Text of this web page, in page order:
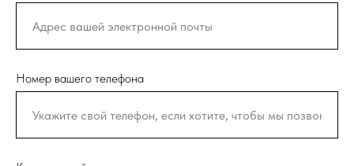
Номер вашего телефона